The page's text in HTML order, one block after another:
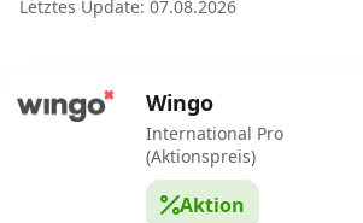
Roaming-Tarife abfragen
Handy-Abo-Aktionen
Letztes Update: 07.08.2026
Wingo
International Pro
(Aktionspreis)
Aktion